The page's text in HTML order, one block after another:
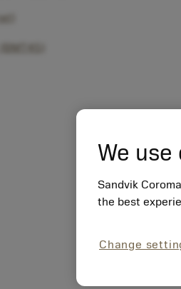
We
Sandvik
the best
Change